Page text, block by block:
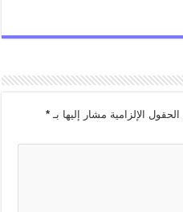
الحقول الإلزامية مشار إليها بـ*